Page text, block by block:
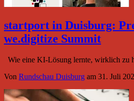
startport in Duisburg:
we.digitize Summit
Wie eine KI-Lösung lernte, wirklich
Von Rundschau Duisburg am 31. Juli